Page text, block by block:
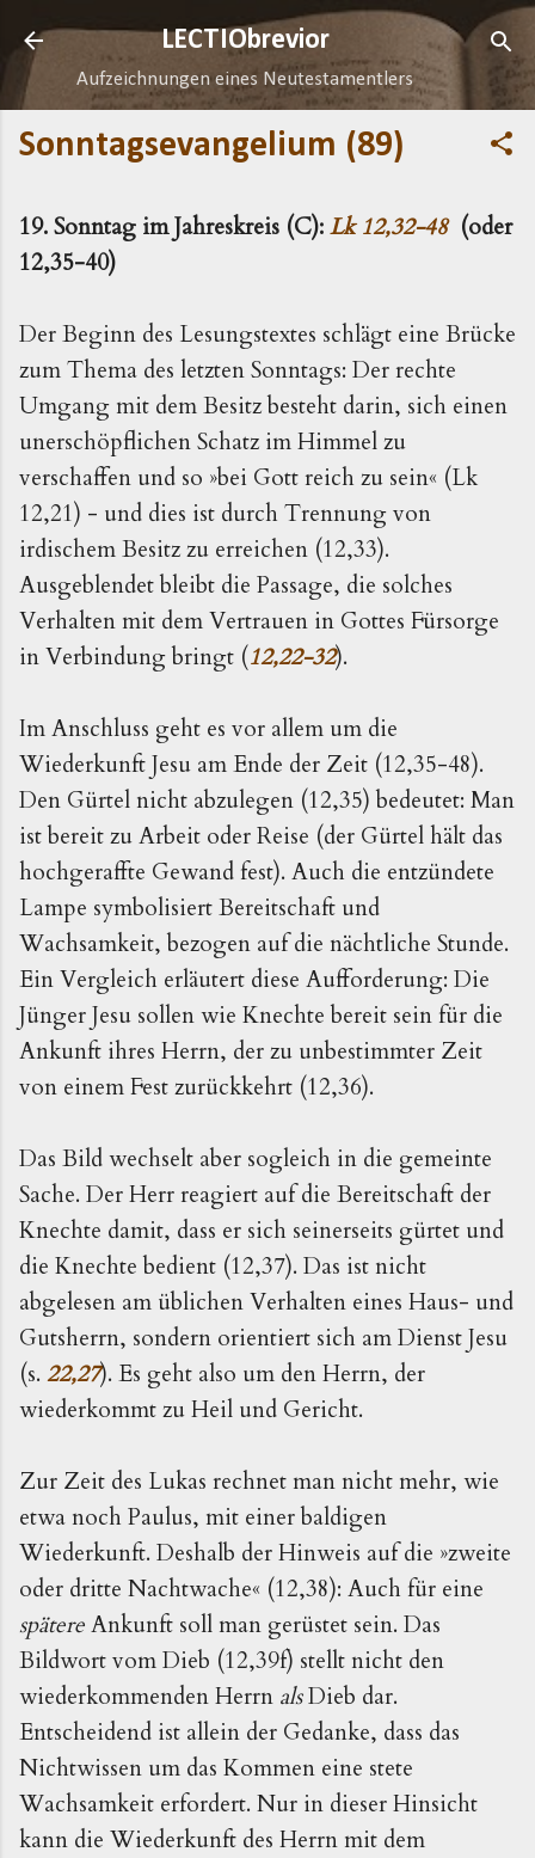
Direkt zum Hauptbereich
LECTIObrevior
Aufzeichnungen eines Neutestamentlers
Sonntagsevangelium (89)
19. Sonntag im Jahreskreis (C):Lk 12,32-48(oder
12,35-40)
Der Beginn des Lesungstextes schlägt eine Brücke
zum Thema des letzten Sonntags: Der rechte
Umgang mit dem Besitz besteht darin, sich einen
unerschöpflichen Schatz im Himmel zu
verschaffen und so »bei Gott reich zu sein« (Lk
12,21) - und dies ist durch Trennung von
irdischem Besitz zu erreichen (12,33).
Ausgeblendet bleibt die Passage, die solches
Verhalten mit dem Vertrauen in Gottes Fürsorge
in Verbindung bringt (12,22-32).
Im Anschluss geht es vor allem um die
Wiederkunft Jesu am Ende der Zeit (12,35-48).
Den Gürtel nicht abzulegen (12,35) bedeutet: Man
ist bereit zu Arbeit oder Reise (der Gürtel hält das
hochgeraffte Gewand fest). Auch die entzündete
Lampe symbolisiert Bereitschaft und
Wachsamkeit, bezogen auf die nächtliche Stunde.
Ein Vergleich erläutert diese Aufforderung: Die
Jünger Jesu sollen wie Knechte bereit sein für die
Ankunft ihres Herrn, der zu unbestimmter Zeit
von einem Fest zurückkehrt (12,36).
Das Bild wechselt aber sogleich in die gemeinte
Sache. Der Herr reagiert auf die Bereitschaft der
Knechte damit, dass er sich seinerseits gürtet und
die Knechte bedient (12,37). Das ist nicht
abgelesen am üblichen Verhalten eines Haus- und
Gutsherrn, sondern orientiert sich am Dienst Jesu
(s. 22,27). Es geht also um den Herrn, der
wiederkommt zu Heil und Gericht.
Zur Zeit des Lukas rechnet man nicht mehr, wie
etwa noch Paulus, mit einer baldigen
Wiederkunft. Deshalb der Hinweis auf die »zweite
oder dritte Nachtwache« (12,38): Auch für eine
spätereAnkunft soll man gerüstet sein. Das
Bildwort vom Dieb (12,39f) stellt nicht den
wiederkommenden Herrn alsDieb dar.
Entscheidend ist allein der Gedanke, dass das
Nichtwissen um das Kommen eine stete
Wachsamkeit erfordert. Nur in dieser Hinsicht
kann die Wiederkunft des Herrn mit dem